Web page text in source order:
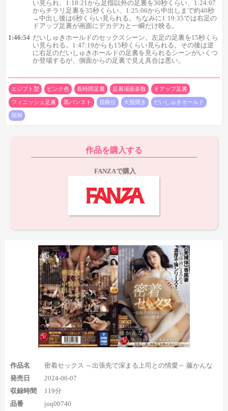
そこからだいぶ飛んで3シーン目の1:04:01からのセックスシー
ン。ガバッと大きく開脚した体勢のセックス中に、左足の足裏が
35秒くらい登場。足裏の見え具合がかなり良く、最後の15秒くら
いはドアップ足裏なのも大きな魅力です。
し、
1:16:57から1分くらい
1:18:21から足指以外の足裏を30秒くらい
1:24:07からチラリ足裏を35秒くらい
い見られ、1:18:21から足指以外の足裏を30秒くらい、1:24:07
からチラリ足裏を35秒くらい、1:25:06から中出しまで約40秒
→中出し後は6秒くらい見られる。ちなみに1:19:35では右足の
ドアップ足裏が画面にデカデカと一瞬だけ映る。
1:46:54 だいしゅきホールドのセックスシーン。左足の足裏を15秒くら
い見られる。1:47:19からも15秒くらい見られる。その後は逆
に右足のだいしゅきホールドの足裏を見られるシーンがいくつ
か登場するが、側面からの足裏で見え具合は悪い。
エジプト型 ピンク色 長時間足裏 足裏場面多数 ドアップ足裏
フィニッシュ足裏 黒パンスト 屈曲位 大股開き だいしゅきホールド
開脚
作品を購入する
FANZAで購入
作品名
密着セックス ～出張先で深まる上司との情愛～ 藤かんな
発売日
2024-06-07
収録時間
119分
品番
juq00740